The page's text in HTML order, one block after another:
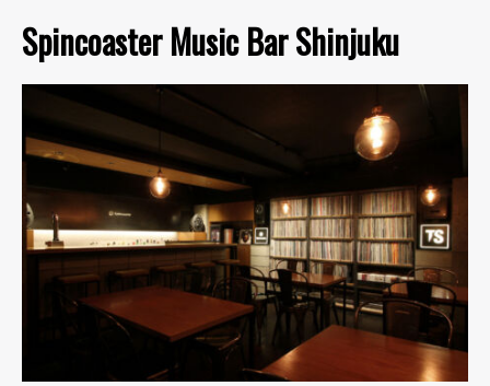
Spincoaster Music Bar Shinjuku